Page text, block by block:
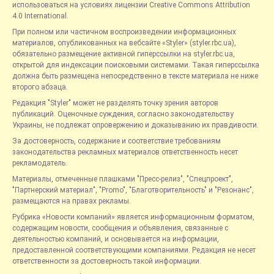
использоваться на условиях лицензии Creative Commons Attribution
4.0 International.
При полном или частичном воспроизведении информационных
материалов, опубликованных на вебсайте «Styler» (styler.rbc.ua),
обязательно размещение активной гиперссылки на styler.rbc.ua,
открытой для индексации поисковыми системами. Такая гиперссылка
должна быть размещена непосредственно в тексте материала не ниже
второго абзаца.
Редакция "Styler" может не разделять точку зрения авторов
публикаций. Оценочные суждения, согласно законодательству
Украины, не подлежат опровержению и доказыванию их правдивости.
За достоверность, содержание и соответствие требованиям
законодательства рекламных материалов ответственность несет
рекламодатель.
Материалы, отмеченные плашками "Пресс-релиз", "Спецпроект",
"Партнерский материал", "Promo", "Благотворительность" и "Резонанс",
размещаются на правах рекламы.
Рубрика «Новости компаний» является информационным форматом,
содержащим новости, сообщения и объявления, связанные с
деятельностью компаний, и основывается на информации,
предоставленной соответствующими компаниями. Редакция не несет
ответственности за достоверность такой информации.